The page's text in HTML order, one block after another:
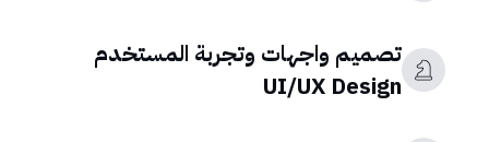
تصميم واجهات وتجربة المستخدم
UI/UX Design